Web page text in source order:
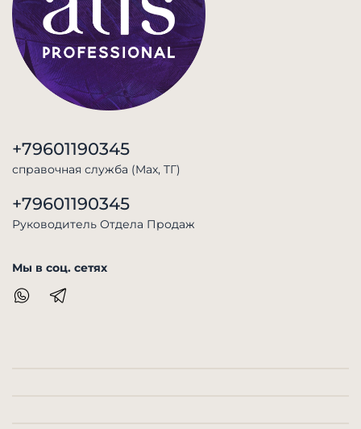
+79601190345
справочная служба (Max, TГ)
+79601190345
Руководитель Отдела Продаж
Мы в соц. сетях